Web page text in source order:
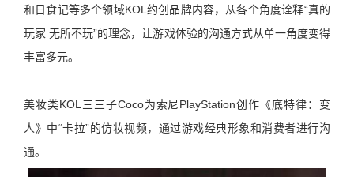
和日食记等多个领域KOL 约创品牌内容，从各个角度诠释“真的
玩家 无所不玩”的理念，让游戏体验的沟通方式从单一角度变得
丰富多元。
美妆类KOL 三三子Coco为索尼PlayStation创作《底特律：变
人》中“卡拉”的仿妆视频，通过游戏经典形象和消费者进行沟
通。